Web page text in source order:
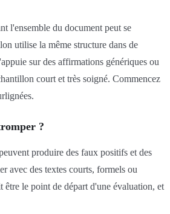
l'ensemble du document peut se
utilise la même structure dans de
sur des affirmations génériques ou
court et très soigné. Commencez
?
produire des faux positifs et des
avec des textes courts, formels ou
être le point de départ d'une évaluation, et